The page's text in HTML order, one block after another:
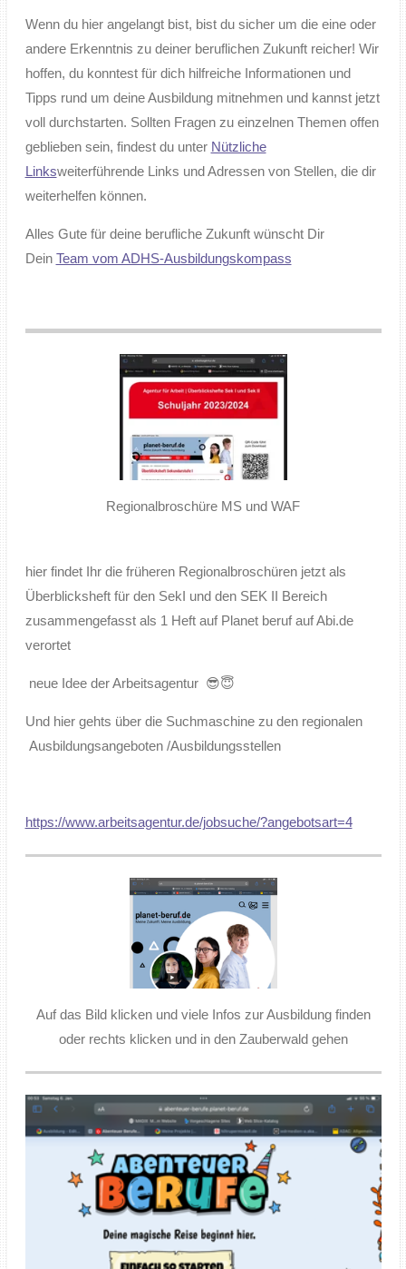
Wenn du hier angelangt bist, bist du sicher um die eine oder
andere Erkenntnis zu deiner beruflichen Zukunft reicher! Wir
hoffen, du konntest für dich hilfreiche Informationen und
Tipps rund um deine Ausbildung mitnehmen und kannst jetzt
voll durchstarten. Sollten Fragen zu einzelnen Themen offen
geblieben sein, findest du unter Nützliche
Linksweiterführende Links und Adressen von Stellen, die dir
weiterhelfen können.
Alles Gute für deine berufliche Zukunft wünscht Dir
Dein Team vom ADHS-Ausbildungskompass
Regionalbroschüre MS und WAF
hier findet Ihr die früheren Regionalbroschüren jetzt als
Überblicksheft für den SekI und den SEK II Bereich
zusammengefasst als 1 Heft auf Planet berufauf Abi.de
verortet
neue Idee der Arbeitsagentur 😎😇
Und hier gehts über die Suchmaschine zu den regionalen
Ausbildungsangeboten /Ausbildungsstellen
https://www.arbeitsagentur.de/jobsuche/?angebotsart=4
Auf das Bild klicken und viele Infos zur Ausbildung finden
oder rechts klicken und in den Zauberwald gehen